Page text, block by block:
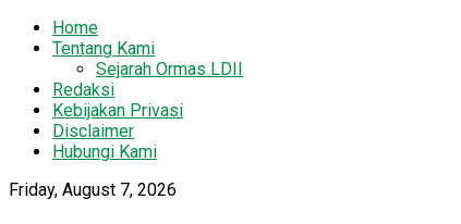
Home
Tentang Kami
Sejarah Ormas LDII
Redaksi
Kebijakan Privasi
Disclaimer
Hubungi Kami
Friday, August 7, 2026